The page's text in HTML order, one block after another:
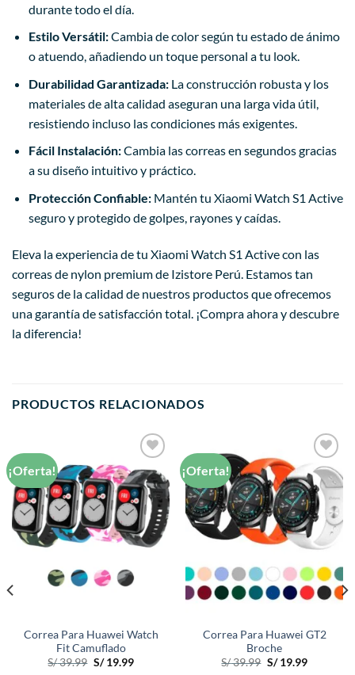
durante todo el día.
Estilo Versátil:Cambia de color según tu estado de ánimo
o atuendo, añadiendo un toque personal a tu look.
Durabilidad Garantizada:La construcción robusta y los
materiales de alta calidad aseguran una larga vida útil,
resistiendo incluso las condiciones más exigentes.
Fácil Instalación:Cambia las correas en segundos gracias
a su diseño intuitivo y práctico.
Protección Confiable:Mantén tu Xiaomi Watch S1 Active
seguro y protegido de golpes, rayones y caídas.
Eleva la experiencia de tu Xiaomi Watch S1 Active con las
correas de nylon premium de Izistore Perú. Estamos tan
seguros de la calidad de nuestros productos que ofrecemos
una garantía de satisfacción total. ¡Compra ahora y descubre
la diferencia!
PRODUCTOS RELACIONADOS
¡Oferta!
Añadir
a la
lista de
deseos
Correa Para Huawei Watch
Fit Camuflado
S/39.99 El
S/19.99El
¡Oferta!
Añadir
a la
lista de
deseos
Correa Para Huawei GT2
Broche
S/39.99 El
S/19.99El